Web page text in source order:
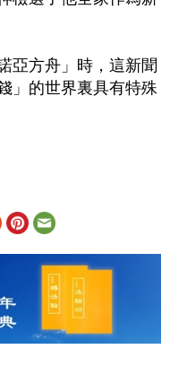
亞方舟」時，這新聞
」的世界裏具有特殊